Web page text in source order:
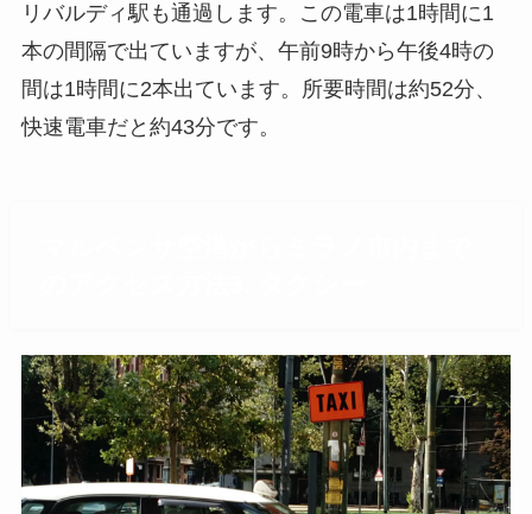
リバルディ駅も通過します。この電車は1時間に1
本の間隔で出ていますが、午前9時から午後4時の
間は1時間に2本出ています。所要時間は約52分、
快速電車だと約43分です。